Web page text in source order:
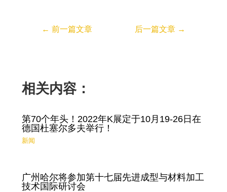
← 前一篇文章 后一篇文章 →
相关内容：
第70个年头！2022年K展定于10月19-26日在
德国杜塞尔多夫举行！
新闻
广州哈尔将参加第十七届先进成型与材料加工
技术国际研讨会